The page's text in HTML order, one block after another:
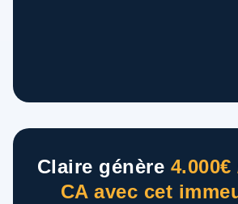
Claire génère
CA avec cet